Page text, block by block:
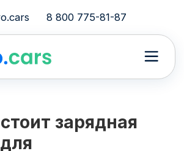
8 800 775-81-87
зарядная